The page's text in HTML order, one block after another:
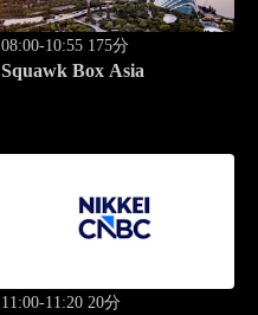
08:00-10:55 175分
Squawk Box Asia
11:00-11:20 20分